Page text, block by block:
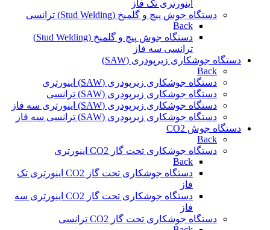
اینورتری تک فاز
دستگاه جوش پیچ و گلمیخ (Stud Welding) ترانسی
Back
دستگاه جوش پیچ و گلمیخ (Stud Welding)
ترانسی سه فاز
دستگاه جوشکاری زیرپودری (SAW)
Back
دستگاه جوشکاری زیرپودری (SAW) اینورتری
دستگاه جوشکاری زیرپودری (SAW) ترانسی
دستگاه جوشکاری زیرپودری (SAW) اینورتری سه فاز
دستگاه جوشکاری زیرپودری (SAW) ترانسی سه فاز
دستگاه جوش CO2
Back
دستگاه جوشکاری تحت گاز CO2 اینورتری
Back
دستگاه جوشکاری تحت گاز CO2 اینورتری تک
فاز
دستگاه جوشکاری تحت گاز CO2 اینورتری سه
فاز
دستگاه جوشکاری تحت گاز CO2 ترانسی